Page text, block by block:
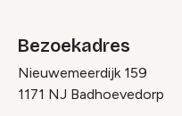
Bezoekadres
Nieuwemeerdijk 159
1171 NJ Badhoevedorp